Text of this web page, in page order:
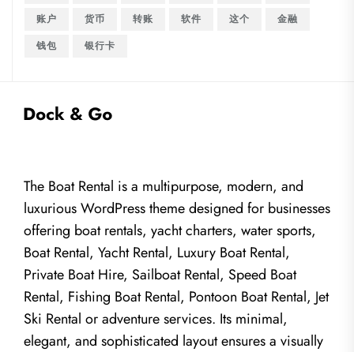
账户
货币 转账 软件 这个
金融
钱包
银行卡
The Boat Rental is a multipurpose, modern, and
luxurious WordPress theme designed for businesses
offering boat rentals, yacht charters, water sports,
Boat Rental, Yacht Rental, Luxury Boat Rental,
Private Boat Hire, Sailboat Rental, Speed Boat
Rental, Fishing Boat Rental, Pontoon Boat Rental, Jet
Ski Rental or adventure services. Its minimal,
elegant, and sophisticated layout ensures a visually